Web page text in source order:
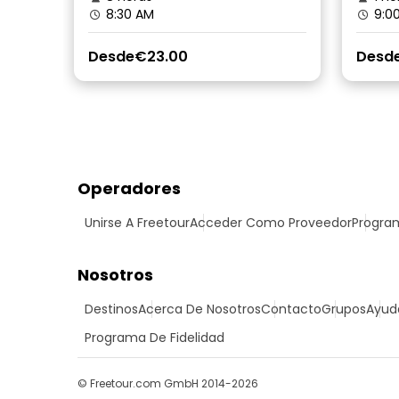
8:30 AM
Desde€23.00
Operadores
Unirse A FreetourAcceder Como Proveedor
Nosotros
DestinosAcerca De NosotrosContactoGrupos
Programa De Fidelidad
© Freetour.com GmbH 2014-2026